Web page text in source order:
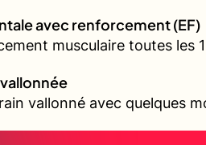
avec renforcement (EF)
musculaire toutes les
vallonné avec quelques